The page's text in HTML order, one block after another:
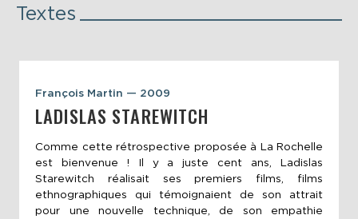
Textes
François Martin — 2009
LADISLAS STAREWITCH
Comme cette rétrospective proposée à La Rochelle
est bienvenue ! Il y a juste cent ans, Ladislas
Starewitch réalisait ses premiers films, films
ethnographiques qui témoignaient de son attrait
pour une nouvelle technique, de son empathie